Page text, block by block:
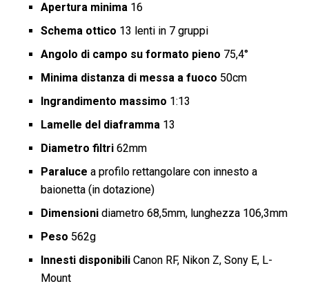
Apertura minima 16
Schema ottico 13 lenti in 7 gruppi
Angolo di campo su formato pieno 75,4°
Minima distanza di messa a fuoco 50cm
Ingrandimento massimo 1:13
Lamelle del diaframma 13
Diametro filtri 62mm
Paraluce a profilo rettangolare con innesto a
baionetta (in dotazione)
Dimensioni diametro 68,5mm, lunghezza 106,3mm
Peso 562g
Innesti disponibili Canon RF, Nikon Z, Sony E, L-
Mount